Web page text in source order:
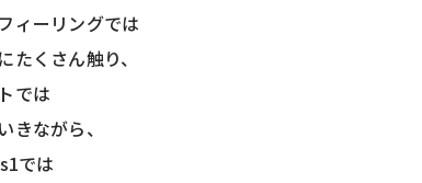
ィーリングでは
たくさん触り、
では
きながら、
では